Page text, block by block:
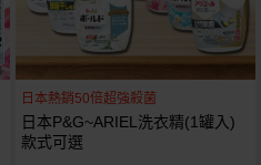
日本熱銷50倍超強殺菌
日本P&G~ARIEL洗衣精(1罐入)
款式可選